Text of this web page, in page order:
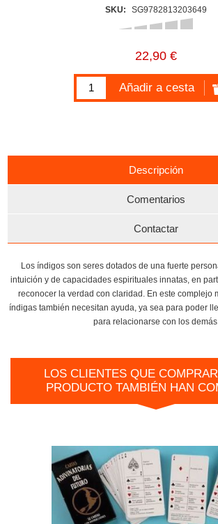
SKU: SG9782813203649
22,90 €
Descripción
Comentarios
Contactar
Los índigos son seres dotados de una fuerte
intuición y de capacidades espirituales innatas, en
reconocer la verdad con claridad. En este complejo
índigas también necesitan ayuda, ya sea para poder
para relacionarse con los demás.
LOS CLIENTES QUE
PRODUCTO TAMBIÉN HAN